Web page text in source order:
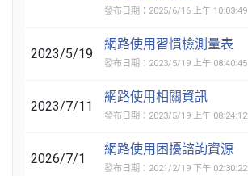
發布日期：2025/6/16 上午 10:03:49
2023/5/19
網路使用習慣檢測量表
發布日期：2023/5/19 上午 08:40:45
2023/7/11
網路使用相關資訊
發布日期：2023/5/19 上午 08:24:12
2026/7/1
網路使用困擾諮詢資源
發布日期：2021/2/19 下午 02:30:22